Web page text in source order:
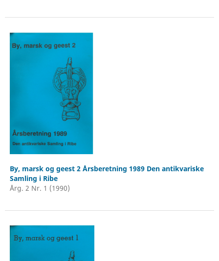
By, marsk og geest 2 Årsberetning 1989 Den antikvariske
Samling i Ribe
Årg. 2 Nr. 1 (1990)